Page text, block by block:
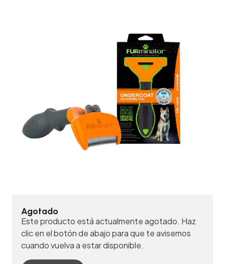
Agotado
Este producto está actualmente agotado. Haz
clic en el botón de abajo para que te avisemos
cuando vuelva a estar disponible.